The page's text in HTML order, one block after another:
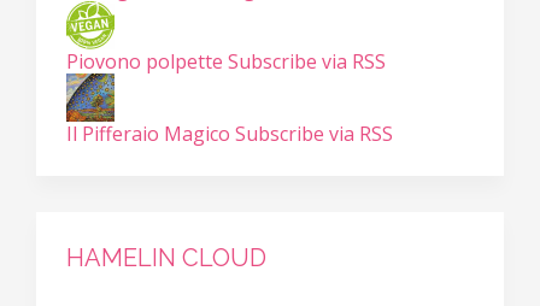
Piovono polpette Subscribe via RSS
Il Pifferaio Magico Subscribe via RSS
HAMELIN CLOUD